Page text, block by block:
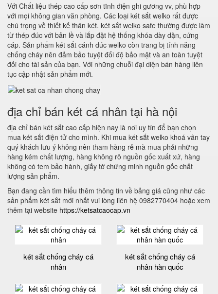
Với Chất liệu thép cao cấp sơn tĩnh điện ghi gương vv, phù hợp
với mọi không gian văn phòng. Các loại két sắt welko rất được
chú trọng về thiết kế thân két. két sắt welko safe thường được làm
từ thép đúc với bản lề và lắp đặt hệ thống khóa dày dặn, cứng
cáp. Sản phẩm két sắt cánh đúc welko còn trang bị tính năng
chống cháy nên đảm bảo tuyệt đối độ bảo mật và an toàn tuyệt
đối cho tài sản của bạn. Với những chuỗi đại diện bán hàng liên
tục cập nhật sản phẩm mới.
địa chỉ bán két cá nhân tại hà nội
địa chỉ bán két sắt cao cấp hiện nay là nơi uy tín để bạn chọn
mua két sắt điện tử cho mình. Khi mua két sắt welko khoá vân tay
quý khách lưu ý không nên tham hàng rẻ mà mua phải những
hàng kém chất lượng, hàng không rõ nguồn gốc xuất xứ, hàng
không có tem bảo hành, giấy tờ chứng minh nguồn gốc chất
lượng sản phẩm.
Bạn đang cần tìm hiểu thêm thông tin về bảng giá cũng như các
sản phẩm két sắt mới nhất vui lòng liên hệ 0982770404 hoặc xem
thêm tại website https://ketsatcaocap.vn
két sắt chống cháy cá
nhân
két sắt chống cháy cá
nhân hàn quốc